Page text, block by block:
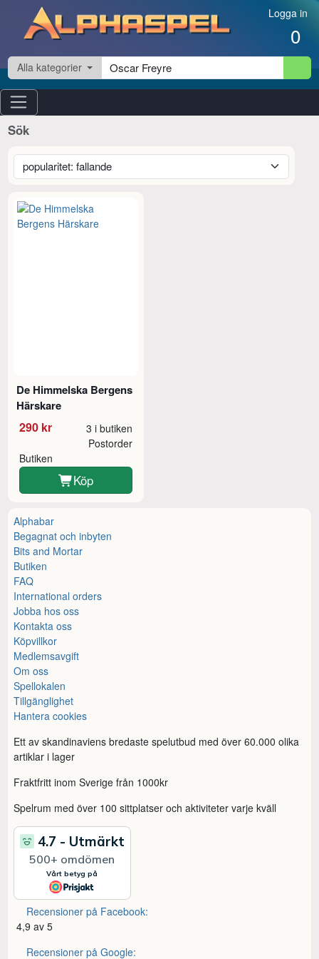
Hoppa till innehåll Logga in
0
Alla kategorier
Sök
De Himmelska Bergens
Härskare
290 kr 3 i butiken
Butiken
Postorder
Köp
Alphabar
Begagnat och inbyten
Bits and Mortar
Butiken
FAQ
International orders
Jobba hos oss
Kontakta oss
Köpvillkor
Medlemsavgift
Om oss
Spellokalen
Tillgänglighet
Hantera cookies
Ett av skandinaviens bredaste spelutbud med över 60.000 olika
artiklar i lager
Fraktfritt inom Sverige från 1000kr
Spelrum med över 100 sittplatser och aktiviteter varje kväll
Recensioner på Facebook:
4,9 av 5
Recensioner på Google: